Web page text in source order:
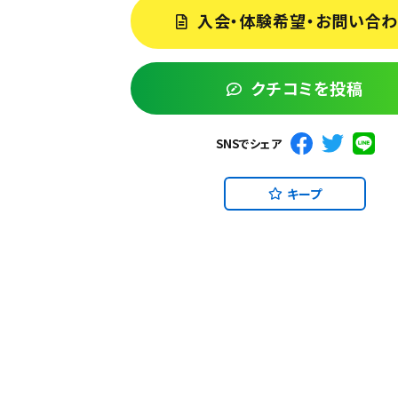
入会・体験希望・お問い合
クチコミを投稿
SNSでシェア
キープ